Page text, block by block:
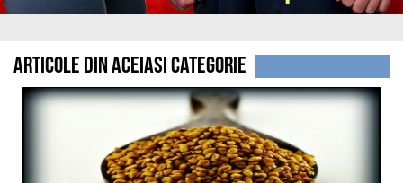
Articole din aceiasi categorie